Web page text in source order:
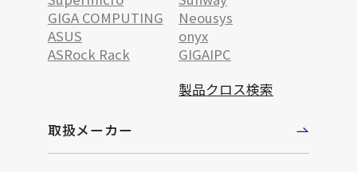
GIGA COMPUTING
Neousys
ASUS
onyx
ASRock Rack
GIGAIPC
製品クロス検索
取扱メーカー